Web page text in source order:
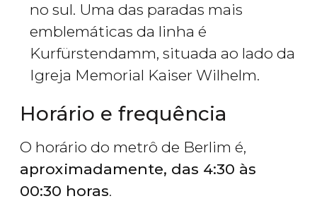
no sul. Uma das paradas mais
emblemáticas da linha é
Kurfürstendamm, situada ao lado da
Igreja Memorial Kaiser Wilhelm.
Horário e frequência
O horário do metrô de Berlim é,
aproximadamente, das 4:30 às
00:30 horas.